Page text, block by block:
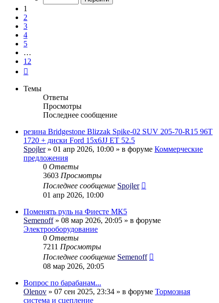
1
2
3
4
5
…
12
Темы
Ответы
Просмотры
Последнее сообщение
резина Bridgestone Blizzak Spike-02 SUV 205-70-R15 96T
1720 + диски Ford 15x6JJ ET 52.5
Spojler» 01 апр 2026, 10:00 » в форуме Коммерческие
предложения
0 Ответы
3603 Просмотры
Последнее сообщение Spojler
01 апр 2026, 10:00
Поменять руль на Фиесте МК5
Semenoff» 08 мар 2026, 20:05 » в форуме
Электрооборудование
0 Ответы
7211 Просмотры
Последнее сообщение Semenoff
08 мар 2026, 20:05
Вопрос по барабанам...
Olenov » 07 сен 2025, 23:34 » в форуме Тормозная
система и сцепление